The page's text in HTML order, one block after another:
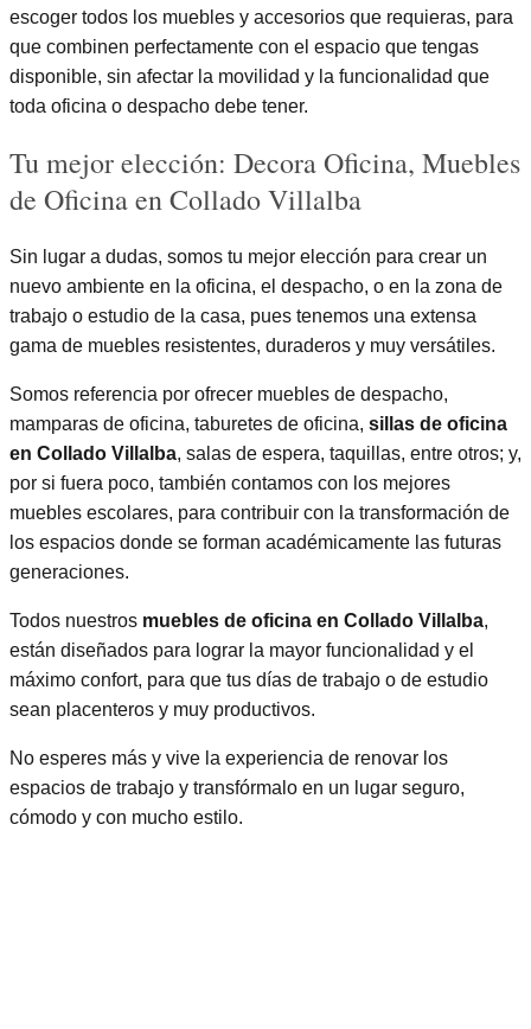
escoger todos los muebles y accesorios que requieras, para
que combinen perfectamente con el espacio que tengas
disponible, sin afectar la movilidad y la funcionalidad que
toda oficina o despacho debe tener.
Tu mejor elección: Decora Oficina, Muebles
de Oficina en Collado Villalba
Sin lugar a dudas, somos tu mejor elección para crear un
nuevo ambiente en la oficina, el despacho, o en la zona de
trabajo o estudio de la casa, pues tenemos una extensa
gama de muebles resistentes, duraderos y muy versátiles.
Somos referencia por ofrecer muebles de despacho,
mamparas de oficina, taburetes de oficina, sillas de oficina
en Collado Villalba, salas de espera, taquillas, entre otros; y,
por si fuera poco, también contamos con los mejores
muebles escolares, para contribuir con la transformación de
los espacios donde se forman académicamente las futuras
generaciones.
Todos nuestros muebles de oficina en Collado Villalba,
están diseñados para lograr la mayor funcionalidad y el
máximo confort, para que tus días de trabajo o de estudio
sean placenteros y muy productivos.
No esperes más y vive la experiencia de renovar los
espacios de trabajo y transfórmalo en un lugar seguro,
cómodo y con mucho estilo.